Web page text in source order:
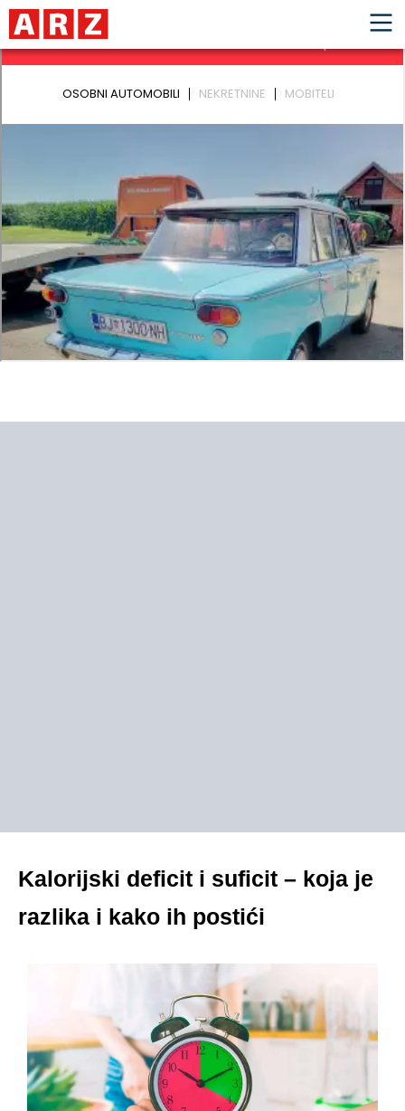
Kalorijski deficit i suficit – koja je
razlika i kako ih postići